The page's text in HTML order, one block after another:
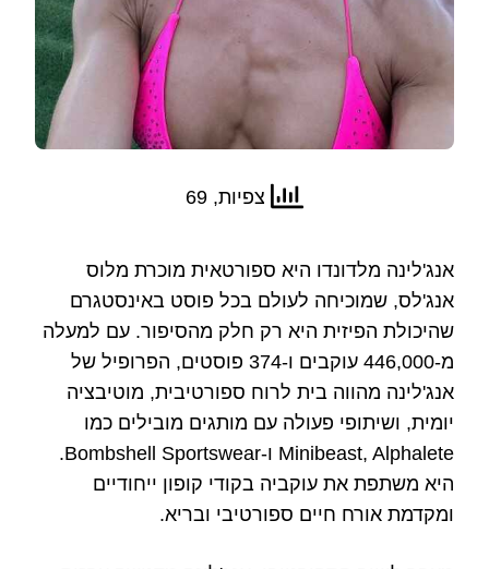
צפיות, 69
אנג'לינה מלדונדו היא ספורטאית מוכרת מלוס
אנג'לס, שמוכיחה לעולם בכל פוסט באינסטגרם
שהיכולת הפיזית היא רק חלק מהסיפור. עם למעלה
מ-446,000 עוקבים ו-374 פוסטים, הפרופיל של
אנג'לינה מהווה בית לרוח ספורטיבית, מוטיבציה
יומית, ושיתופי פעולה עם מותגים מובילים כמו
Minibeast, Alphalete ו-Bombshell Sportswear.
היא משתפת את עוקביה בקודי קופון ייחודיים
ומקדמת אורח חיים ספורטיבי ובריא.